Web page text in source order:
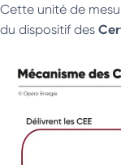
Cette unité de
du dispositif des